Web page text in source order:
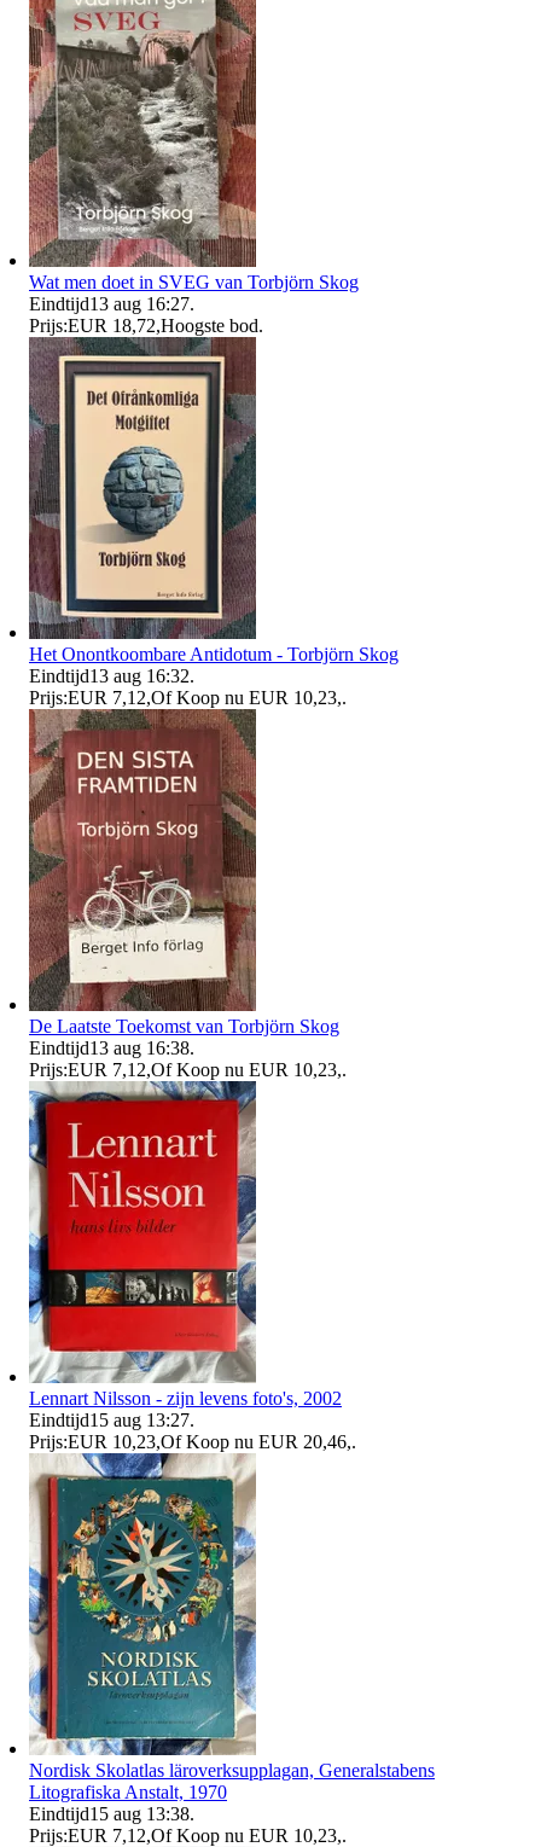
Wat men doet in SVEG van Torbjörn Skog
Eindtijd13 aug 16:27.
Prijs:EUR 18,72,Hoogste bod.
Het Onontkoombare Antidotum - Torbjörn Skog
Eindtijd13 aug 16:32.
Prijs:EUR 7,12,Of Koop nu EUR 10,23,.
De Laatste Toekomst van Torbjörn Skog
Eindtijd13 aug 16:38.
Prijs:EUR 7,12,Of Koop nu EUR 10,23,.
Lennart Nilsson - zijn levens foto's, 2002
Eindtijd15 aug 13:27.
Prijs:EUR 10,23,Of Koop nu EUR 20,46,.
Nordisk Skolatlas läroverksupplagan, Generalstabens
Litografiska Anstalt, 1970
Eindtijd15 aug 13:38.
Prijs:EUR 7,12,Of Koop nu EUR 10,23,.